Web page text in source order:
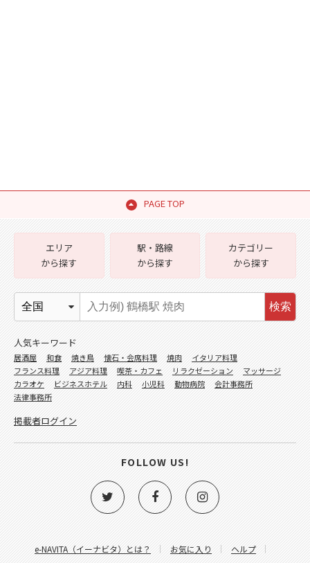
PAGE TOP
e-NAVITA（イーナビタ）とは？ お気に入り ヘルプ
エリア
から探す
駅・路線
から探す
カテゴリー
から探す
検索
人気キーワード
居酒屋 和食 焼き鳥 懐石・会席料理 焼肉
イタリア料理
フランス料理
アジア料理 喫茶・カフェ リラクゼーション
マッサージ
カラオケ
ビジネスホテル 内科 小児科 動物病院
会計事務所
法律事務所
掲載者ログイン
FOLLOW US!